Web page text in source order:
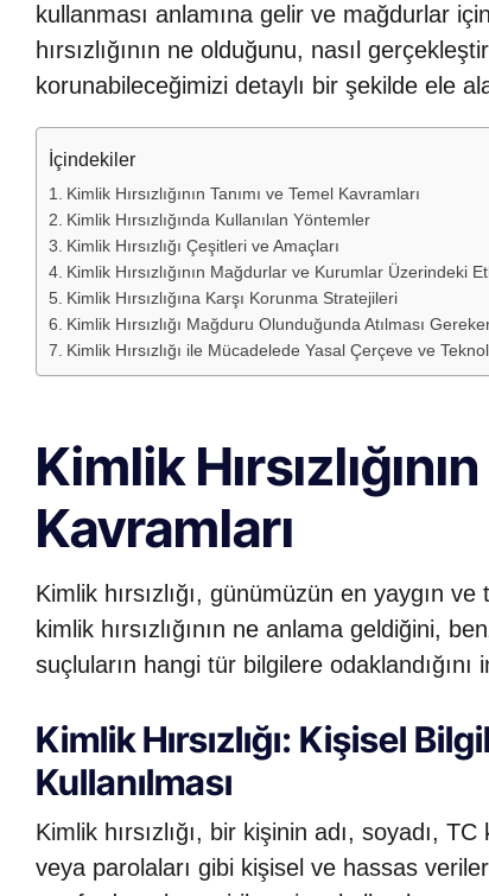
kullanması anlamına gelir ve mağdurlar
hırsızlığının ne olduğunu, nasıl
korunabileceğimizi detaylı bir şekilde ele
İçindekiler
Kimlik Hırsızlığının Tanımı ve Temel Kavramları
Kimlik Hırsızlığında Kullanılan Yöntemler
Kimlik Hırsızlığı Çeşitleri ve Amaçları
Kimlik Hırsızlığının Mağdurlar ve Kurumlar Üzerindeki
Kimlik Hırsızlığına Karşı Korunma Stratejileri
Kimlik Hırsızlığı Mağduru Olunduğunda Atılması
Kimlik Hırsızlığı ile Mücadelede Yasal Çerçeve ve
Kimlik
Kavramları
Kimlik hırsızlığı, günümüzün en yaygın
kimlik hırsızlığının ne anlama geldiğini,
suçluların hangi tür bilgilere odaklandığını
Kimlik Hırsızlığı: Kişisel
Kullanılması
Kimlik hırsızlığı, bir kişinin adı, soyadı,
veya parolaları gibi kişisel ve hassas